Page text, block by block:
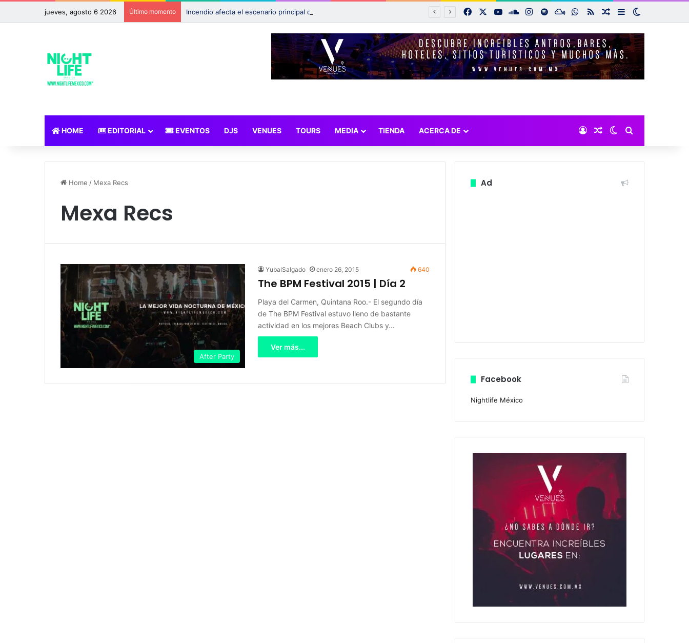
jueves, agosto 6 2026 Último momento FacebookYouTubeSoundCloud
Instagram
SpotifyMixcloudWhatsApp
RSS Noticias aleatorias
Sidebar
HOME EDITORIAL EVENTOS DJS VENUES TOURS MEDIA TIENDA ACERCA DE Iniciar sesión
Noticias aleatorias
Switch skin
Buscar por:
Home / Mexa Recs
Mexa Recs
After Party
YubalSalgado enero 26, 2015 640
The BPM Festival 2015 | Día 2
Playa del Carmen, Quintana Roo.- El segundo día
de The BPM Festival estuvo lleno de bastante
actividad en los mejores Beach Clubs y…
Ver más...
Ad
Facebook
Nightlife México